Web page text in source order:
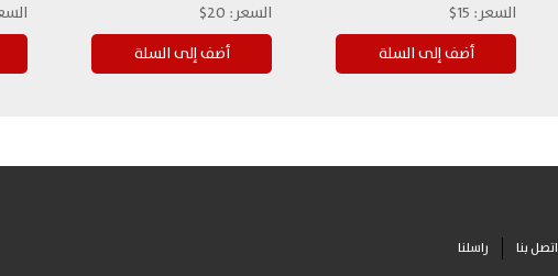
السعر: 15$ السعر: 20$
اتصل بنا راسلنا